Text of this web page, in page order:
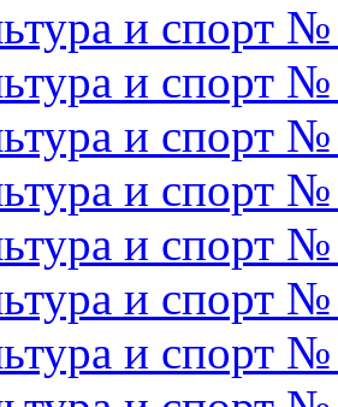
и спорт
и спорт
и спорт
и спорт
и спорт
и спорт
и спорт